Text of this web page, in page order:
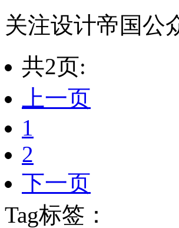
关注设计帝国公
共2页:
上一页
1
2
下一页
Tag标签：